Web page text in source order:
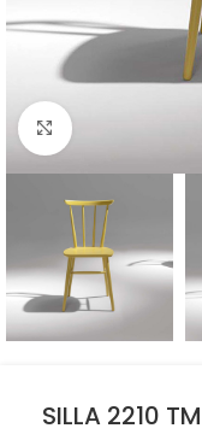
Click to enlarge
SILLA 2210 TM